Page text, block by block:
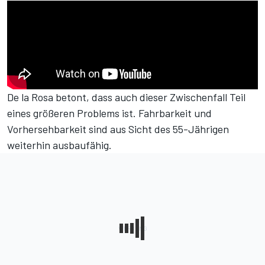
De la Rosa betont, dass auch dieser Zwischenfall Teil
eines größeren Problems ist. Fahrbarkeit und
Vorhersehbarkeit sind aus Sicht des 55-Jährigen
weiterhin ausbaufähig.